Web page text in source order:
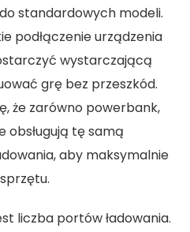
standardowych modeli.
podłączenie urządzenia
wystarczającą
grę bez przeszkód.
że zarówno powerbank,
obsługują tę samą
aby maksymalnie
liczba portów ładowania.